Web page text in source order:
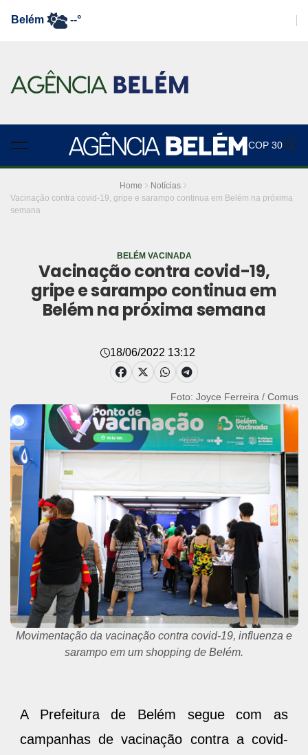
Belém --°
COP 30
Home
Notícias
Vacinação contra covid-19, gripe e sarampo continua em Belém na próxima
semana
BELÉM VACINADA
Vacinação contra covid-19,
gripe e sarampo continua em
Belém na próxima semana
18/06/2022 13:12
Foto: Joyce Ferreira / Comus
Movimentação da vacinação contra covid-19, influenza e
sarampo em um shopping de Belém.
A Prefeitura de Belém segue com as
campanhas de vacinação contra a covid-